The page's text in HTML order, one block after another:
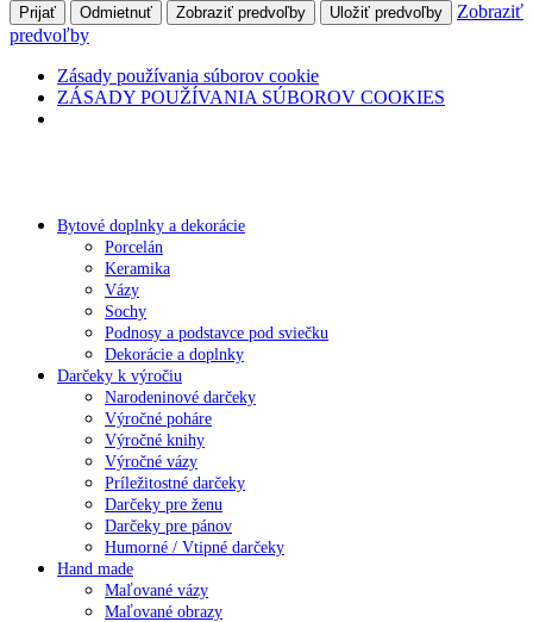
Prijať Odmietnuť Zobraziť predvoľby Uložiť predvoľby
Zobraziť
predvoľby
Zásady používania súborov cookie
ZÁSADY POUŽÍVANIA SÚBOROV COOKIES
Bytové doplnky a dekorácie
Porcelán
Keramika
Vázy
Sochy
Podnosy a podstavce pod sviečku
Dekorácie a doplnky
Darčeky k výročiu
Narodeninové darčeky
Výročné poháre
Výročné knihy
Výročné vázy
Príležitostné darčeky
Darčeky pre ženu
Darčeky pre pánov
Humorné / Vtipné darčeky
Hand made
Maľované vázy
Maľované obrazy